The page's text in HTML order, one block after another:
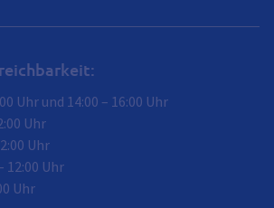
Uhr und 14:00 – 16:00 Uhr
Uhr
Uhr
12:00 Uhr
Uhr